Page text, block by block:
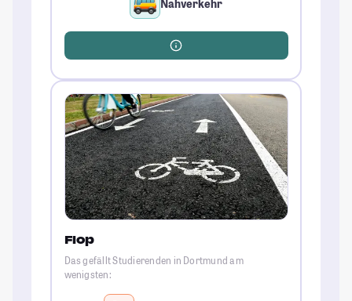
Nahverkehr
Flop
Das gefällt Studierenden in Dortmund am
wenigsten: